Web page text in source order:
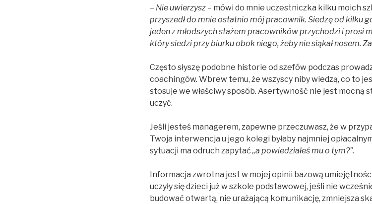
– Nie uwierzysz – mówi do mnie uczestniczka kilku moich
przyszedł do mnie ostatnio mój pracownik. Siedzę od kilku
jeden z młodszych stażem pracowników przychodzi i prosi
który siedzi przy biurku obok niego, żeby nie siąkał nosem.
Często słyszę podobne historie od szefów podczas
coachingów. Wbrew temu, że wszyscy niby wiedzą, co to
stosuje we właściwy sposób. Asertywność nie jest mocną
uczyć.
Jeśli jesteś managerem, zapewne przeczuwasz, że w
Twoja interwencja u jego kolegi byłaby najmniej
sytuacji ma odruch zapytać„a powiedziałeś mu o tym?”.
Informacja zwrotna jest w mojej opinii bazową
uczyły się dzieci już w szkole podstawowej, jeśli nie
budować otwartą, nie urażającą komunikację, zmniejsza